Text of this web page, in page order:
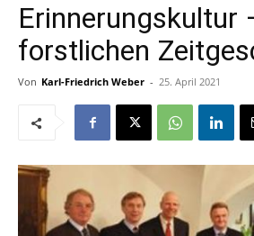
Erinnerungskultur
forstlichen
Von Karl-Friedrich Weber - 25. April 2021